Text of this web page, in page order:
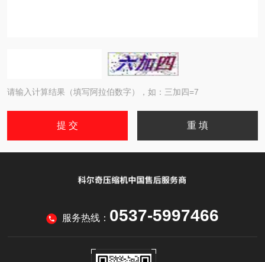
请输入计算结果（填写阿拉伯数字），如：三加四=7
服务热线： 0537-5997466